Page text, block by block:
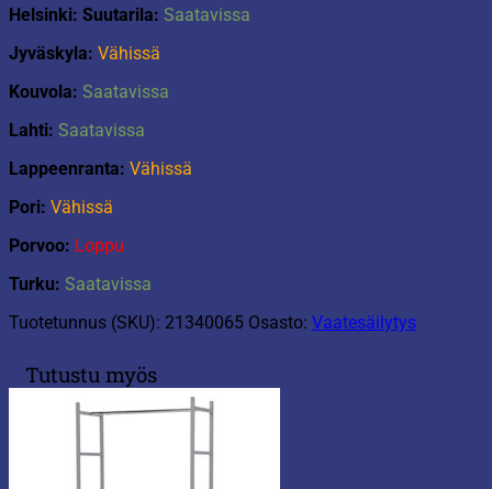
Helsinki: Suutarila: Saatavissa
Jyväskyla: Vähissä
Kouvola: Saatavissa
Lahti: Saatavissa
Lappeenranta: Vähissä
Pori: Vähissä
Porvoo: Loppu
Turku: Saatavissa
Tuotetunnus (SKU): 21340065 Osasto: Vaatesäilytys
Tutustu myös